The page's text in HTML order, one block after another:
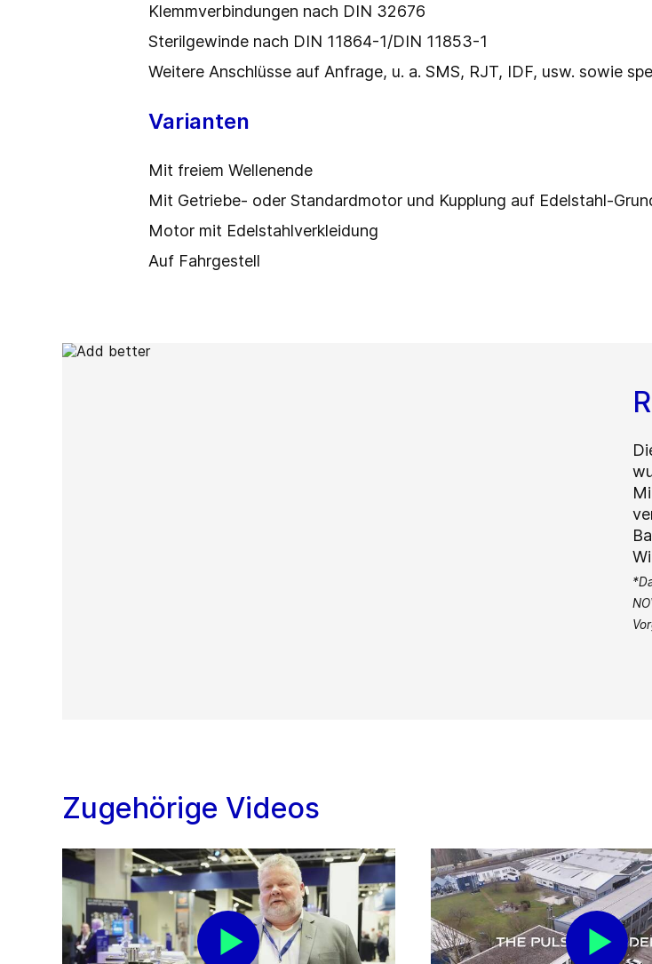
Klemmverbindungen nach DIN 32676
Sterilgewinde nach DIN 11864-1/DIN 11853-1
Weitere Anschlüsse auf Anfrage, u. a. SMS, RJT, IDF, usw. sowie
Varianten
Mit freiem Wellenende
Mit Getriebe- oder Standardmotor und Kupplung auf Edelstahl-
Motor mit Edelstahlverkleidung
Auf Fahrgestell
Zugehörige Videos